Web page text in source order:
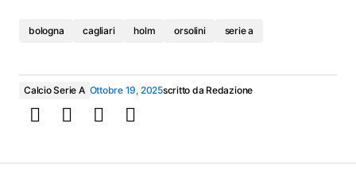
bologna cagliari holm orsolini serie a
Calcio Serie A Ottobre 19, 2025scritto da Redazione